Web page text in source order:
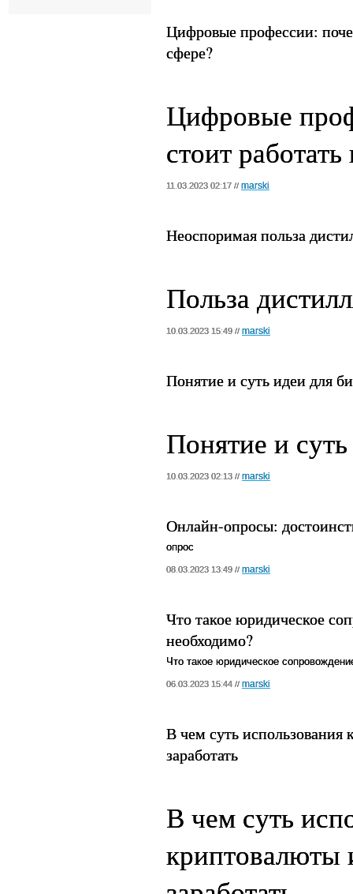
Цифровые профессии:
сфере?
Цифровые
стоит
11.03.2023 02:17 // marski
Неоспоримая польза
Польза
10.03.2023 15:49 // marski
Понятие и суть идеи для
Понятие и
10.03.2023 02:13 // marski
Онлайн-опросы:
опрос
08.03.2023 13:49 // marski
Что такое юридическое
необходимо?
Что такое юридическое
06.03.2023 15:44 // marski
В чем суть
заработать
В чем суть
криптовалюты